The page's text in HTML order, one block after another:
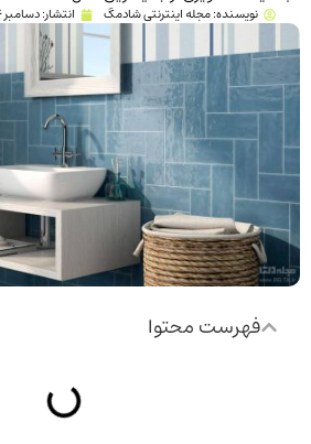
نویسنده:مجله اینترنتی شادمگ انتشار:دسامبر 26, 2021
فهرست محتوا